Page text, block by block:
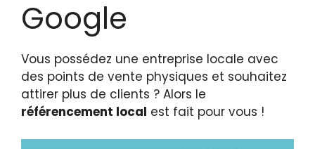
Google
Vous possédez une entreprise locale avec
des points de vente physiques et souhaitez
attirer plus de clients ? Alors le
référencement local est fait pour vous !